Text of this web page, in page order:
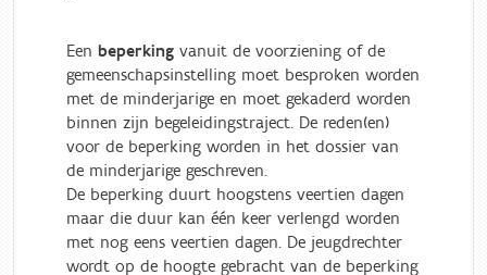
Een beperking vanuit de voorziening of de
gemeenschapsinstelling moet besproken worden
met de minderjarige en moet gekaderd worden
binnen zijn begeleidingstraject. De reden(en)
voor de beperking worden in het dossier van
de minderjarige geschreven.
De beperking duurt hoogstens veertien dagen
maar die duur kan één keer verlengd worden
met nog eens veertien dagen. De jeugdrechter
wordt op de hoogte gebracht van de beperking